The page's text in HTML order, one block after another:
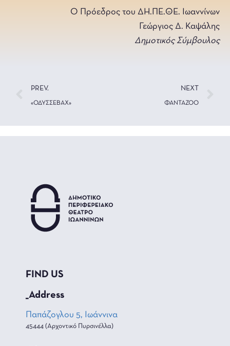
Ο Πρόεδρος του ΔΗ.ΠΕ.ΘΕ. Ιωαννίνων
Γεώργιος Δ. Καψάλης
Δημοτικός Σύμβουλος
PREV.
«ΟΔΥΣΣΕΒΑΧ»
NEXT
ΦΑΝΤΑΖΟΟ
FIND US
_Address
Παπάζογλου 5, Ιωάννινα
45444 (Αρχοντικό Πυρσινέλλα)